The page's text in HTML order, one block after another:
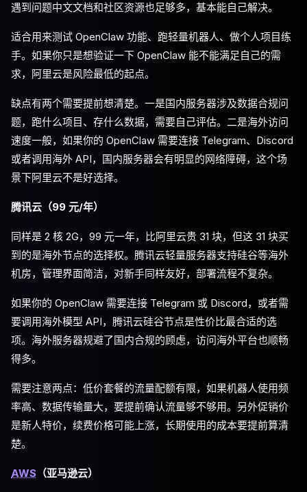
遇到问题中文文档和社区资源也足够多，基本能自己解决。
适合用来测试 OpenClaw 功能、跑轻量机器人、做个人项目练
手。如果你只是想验证一下 OpenClaw 能不能满足自己的需
求，阿里云是风险最低的起点。
缺点有两个需要提前想清楚。一是国内服务器涉及数据合规问
题，跑什么项目、存什么数据，需要自己评估。二是海外访问
速度一般，如果你的 OpenClaw 需要连接 Telegram、Discord
或者调用海外 API，国内服务器会有明显的网络障碍，这个场
景下阿里云不是好选择。
腾讯云（99 元/年）
同样是 2 核 2G，99 元一年，比阿里云贵 31 块，但这 31 块买
到的是海外节点的选择权。腾讯云轻量服务器支持硅谷等海外
机房，管理界面简洁，对新手同样友好，部署流程不复杂。
如果你的 OpenClaw 需要连接 Telegram 或 Discord，或者需
要调用海外模型 API，腾讯云硅谷节点是性价比最合适的选
项。海外服务器规避了国内合规的顾虑，访问海外平台也顺畅
得多。
需要注意两点：低价套餐的流量配额有限，如果机器人使用频
率高、数据传输量大，要提前确认流量够不够用。另外促销价
是新人特价，续费价格可能上涨，长期使用的成本要提前算清
楚。
AWS （亚马逊云）